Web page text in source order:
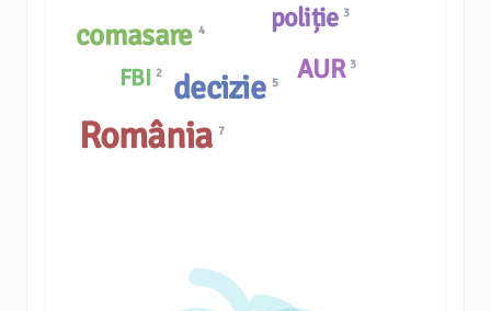
FBI 2 AUR 3
România7
decizie 5
poliție 3
comasare 4